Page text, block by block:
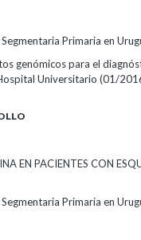
Primaria en
genómicos para el
Universitario (01/
EN PACIENTES CON
Primaria en